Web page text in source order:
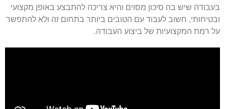
שיש בה סיכון מסוים והיא צריכה להתבצע באופן מקצועי
חשוב לעבוד עם הטובים ביותר בתחום זה ולא להתפשר
רמת המקצועיות של ביצוע העבודה.